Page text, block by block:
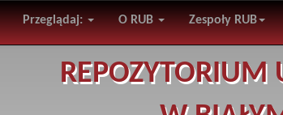
Przeglądaj: O RUB Zespoły RUB
REPOZYTORIUM